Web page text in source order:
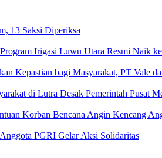
13 Saksi Diperiksa
Irigasi Luwu Utara Resmi Naik
Kepastian bagi Masyarakat, PT Vale
di Lutra Desak Pemerintah Pusat
Korban Bencana Angin Kencang
PGRI Gelar Aksi Solidaritas